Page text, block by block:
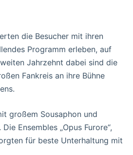
die Besucher mit ihren
Programm erleben, auf
Jahrzehnt dabei sind die
Fankreis an ihre Bühne
großem Sousaphon und
Ensembles „Opus Furore“,
für beste Unterhaltung mit